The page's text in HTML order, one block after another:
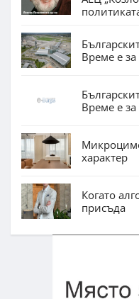
Време е
Време е
характер
Когато
присъда